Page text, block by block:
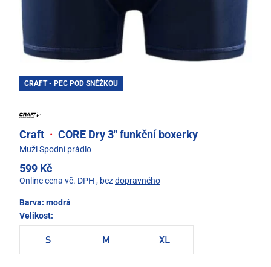
CRAFT - PEC POD SNĚŽKOU
Craft · CORE Dry 3" funkční boxerky
Muži Spodní prádlo
599 Kč
Online cena vč. DPH , bezdopravného
Barva: modrá
Velikost:
S M XL